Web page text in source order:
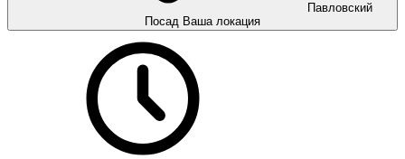
Павловский
Посад Ваша локация